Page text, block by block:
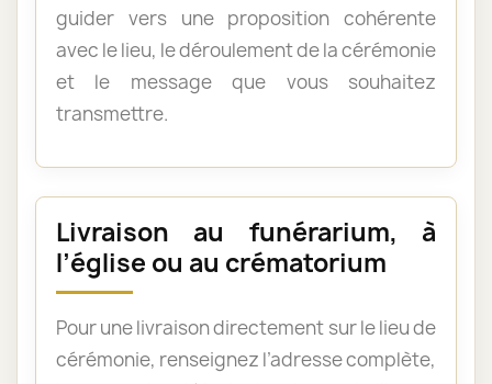
guider vers une proposition cohérente
avec le lieu, le déroulement de la cérémonie
et le message que vous souhaitez
transmettre.
Livraison au funérarium, à
l’église ou au crématorium
Pour une livraison directement sur le lieu de
cérémonie, renseignez l’adresse complète,